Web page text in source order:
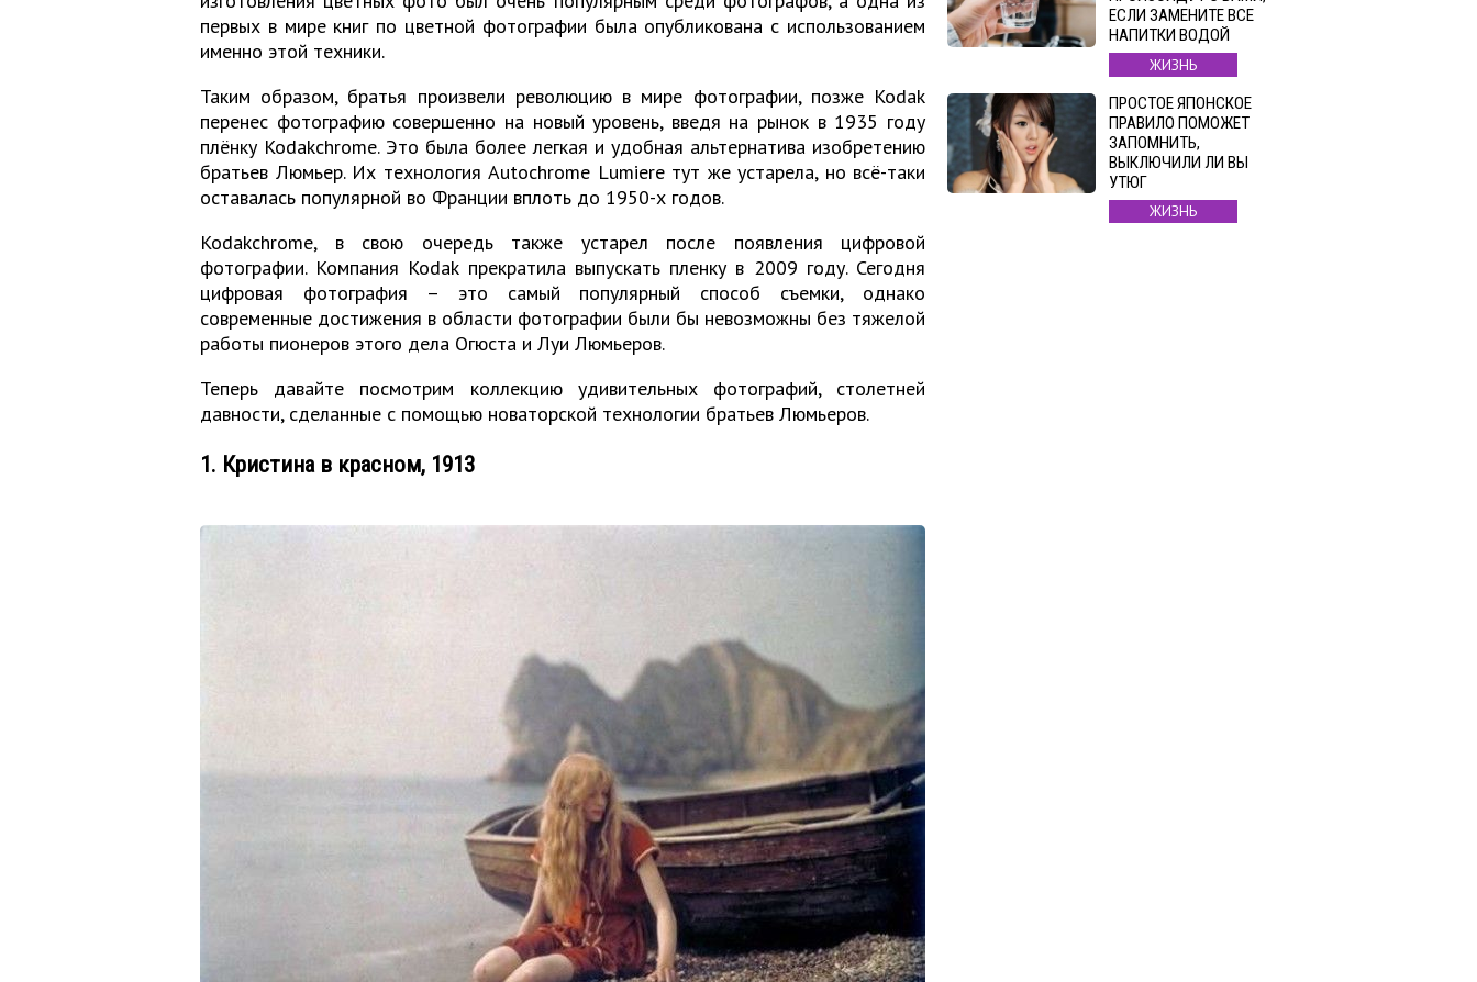
первых в мире книг по цветной фотографии была опубликована с использованием
именно этой техники.
Таким образом, братья произвели революцию в мире фотографии, позже Kodak
перенес фотографию совершенно на новый уровень, введя на рынок в 1935 году
плёнку Kodakchrome. Это была более легкая и удобная альтернатива изобретению
братьев Люмьер. Их технология Autochrome Lumiere тут же устарела, но всё-таки
оставалась популярной во Франции вплоть до 1950-х годов.
Kodakchrome, в свою очередь также устарел после появления цифровой
фотографии. Компания Kodak прекратила выпускать пленку в 2009 году. Сегодня
цифровая фотография – это самый популярный способ съемки, однако
современные достижения в области фотографии были бы невозможны без тяжелой
работы пионеров этого дела Огюста и Луи Люмьеров.
Теперь давайте посмотрим коллекцию удивительных фотографий, столетней
давности, сделанные с помощью новаторской технологии братьев Люмьеров.
1. Кристина в красном, 1913
ЕСЛИ ЗАМЕНИТЕ ВСЕ
НАПИТКИ ВОДОЙ
ЖИЗНЬ
ПРОСТОЕ ЯПОНСКОЕ
ПРАВИЛО ПОМОЖЕТ
ЗАПОМНИТЬ,
ВЫКЛЮЧИЛИ ЛИ ВЫ
УТЮГ
ЖИЗНЬ